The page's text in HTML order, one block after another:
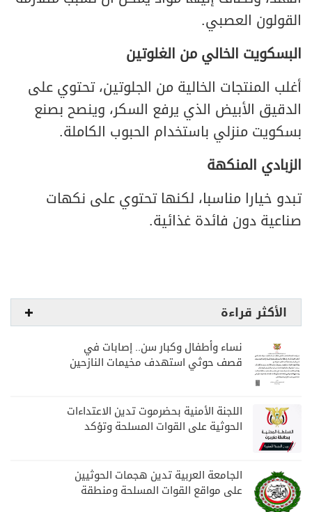
القولون العصبي.
البسكويت الخالي من الغلوتين
أغلب المنتجات الخالية من الجلوتين، تحتوي على
الدقيق الأبيض الذي يرفع السكر، وينصح بصنع
بسكويت منزلي باستخدام الحبوب الكاملة.
الزبادي المنكهة
تبدو خيارا مناسبا، لكنها تحتوي على نكهات
صناعية دون فائدة غذائية.
الأكثر قراءة
نساء وأطفال وكبار سن.. إصابات في
قصف حوثي استهدف مخيمات النازحين
اللجنة الأمنية بحضرموت تدين الاعتداءات
الحوثية على القوات المسلحة وتؤكد
الجامعة العربية تدين هجمات الحوثيين
على مواقع القوات المسلحة ومنطقة